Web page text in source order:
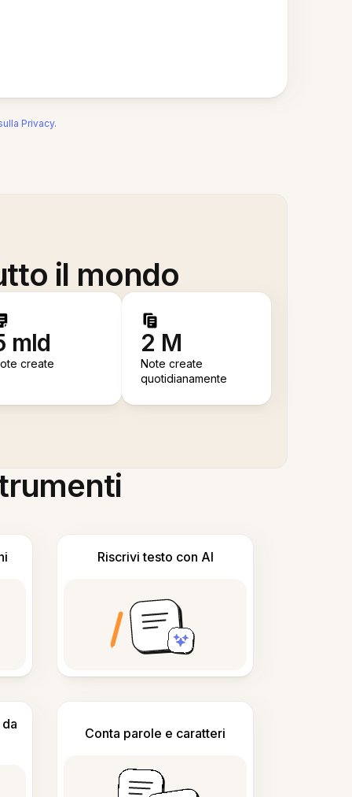
Privacy.
il mondo
mld
create
2 M
Note create
quotidianamente
Riscrivi testo con AI
Conta parole e caratteri